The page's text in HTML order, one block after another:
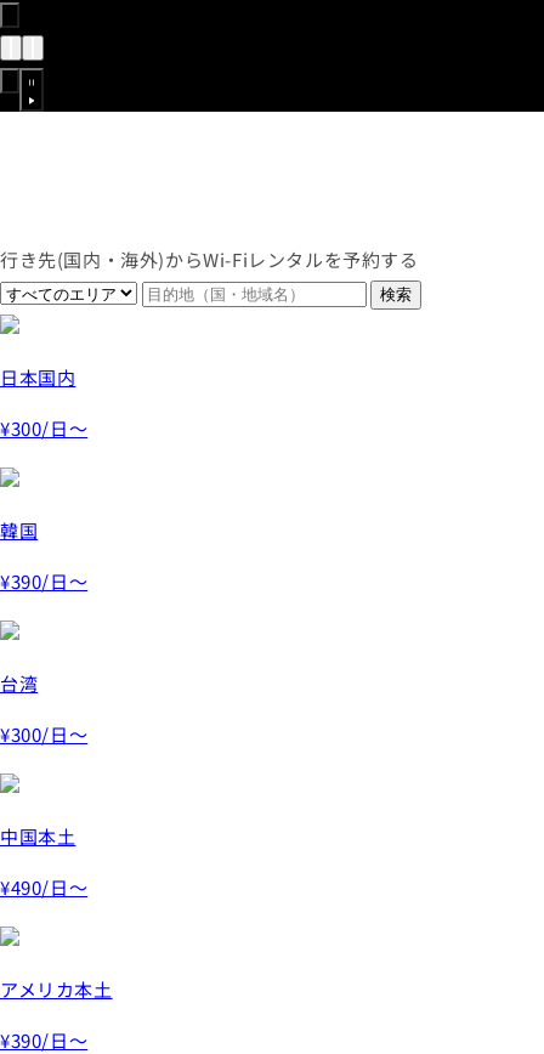
行き先(国内・海外)からWi-Fiレンタルを予約する
日本国内
¥300/日～
韓国
¥390/日～
台湾
¥300/日～
中国本土
¥490/日～
アメリカ本土
¥390/日～